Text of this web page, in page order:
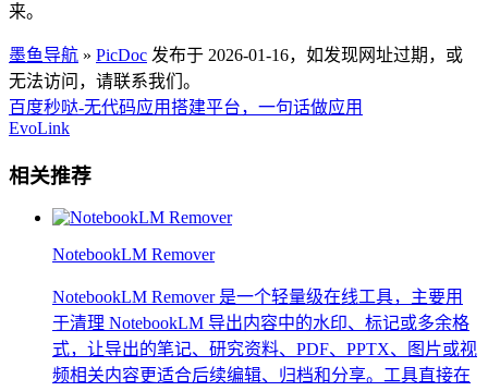
来。
墨鱼导航 » PicDoc 发布于 2026-01-16，如发现网址过期，或
无法访问，请联系我们。
百度秒哒-无代码应用搭建平台，一句话做应用
EvoLink
相关推荐
NotebookLM Remover
NotebookLM Remover 是一个轻量级在线工具，主要用
于清理 NotebookLM 导出内容中的水印、标记或多余格
式，让导出的笔记、研究资料、PDF、PPTX、图片或视
频相关内容更适合后续编辑、归档和分享。工具直接在